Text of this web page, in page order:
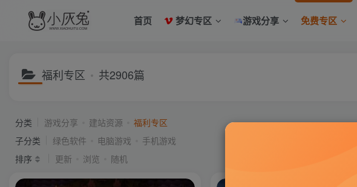
首页 梦幻专区 游戏分享 免费专区
福利专区 共2906篇
分类 游戏分享 建站资源
福利专区
子分类
绿色软件 电脑游戏
手机游戏
排序
更新 浏览 随机